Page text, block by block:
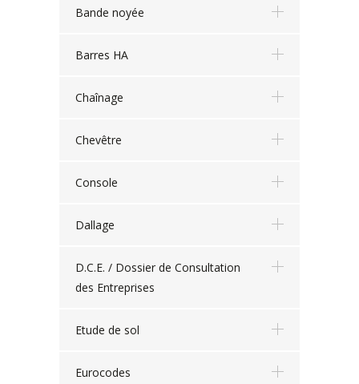
Bande noyée
Barres HA
Chaînage
Chevêtre
Console
Dallage
D.C.E. / Dossier de Consultation
des Entreprises
Etude de sol
Eurocodes